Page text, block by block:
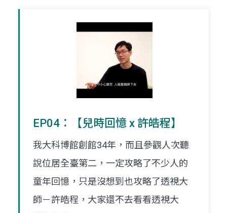
EP04：【兒時回憶 x 許皓程】
我大科博館創館34年，而且參觀人次聽
說位居全臺第二，一定攻略了不少人的
童年回憶，只是沒想到也攻略了透視大
師－許皓程，大家還不去看看透視大